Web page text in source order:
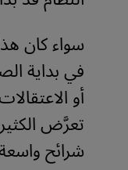
سواء كان
في بداية
أو
تعرَّض
شرائح